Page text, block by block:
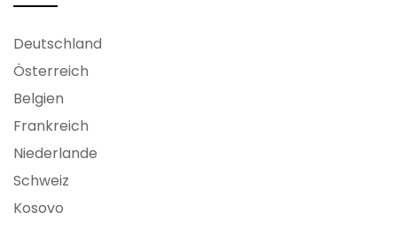
Deutschland
Österreich
Belgien
Frankreich
Niederlande
Schweiz
Kosovo